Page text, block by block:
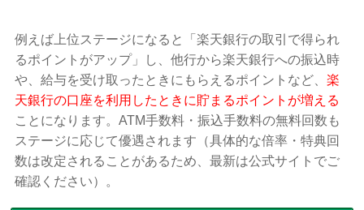
例えば上位ステージになると「楽天銀行の取引で得られ
るポイントがアップ」し、他行から楽天銀行への振込時
や、給与を受け取ったときにもらえるポイントなど、楽
天銀行の口座を利用したときに貯まるポイントが増える
ことになります。ATM手数料・振込手数料の無料回数も
ステージに応じて優遇されます（具体的な倍率・特典回
数は改定されることがあるため、最新は公式サイトでご
確認ください）。